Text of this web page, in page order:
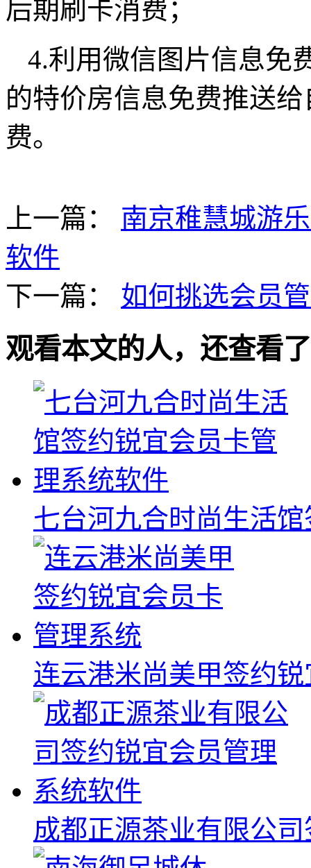
后期刷卡消费；
4.利用微信图片信息免
的特价房信息免费推送
费。
上一篇： 南京稚慧城游
软件
下一篇： 如何挑选会员
观看本文的人，还查看
七台河九合时尚生活
连云港米尚美甲签约
成都正源茶业有限公